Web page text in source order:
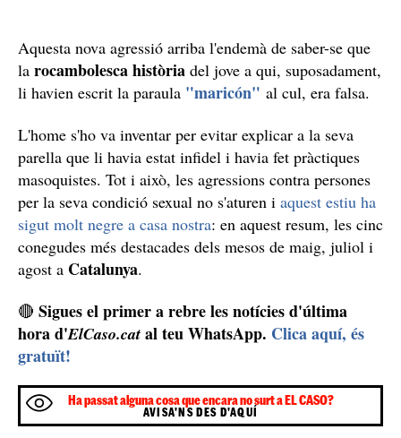
Aquesta nova agressió arriba l'endemà de saber-se que
la rocambolesca història del jove a qui, suposadament,
li havien escrit la paraula "maricón" al cul, era falsa.
L'home s'ho va inventar per evitar explicar a la seva
parella que li havia estat infidel i havia fet pràctiques
masoquistes. Tot i això, les agressions contra persones
per la seva condició sexual no s'aturen i aquest estiu ha
sigut molt negre a casa nostra: en aquest resum, les cinc
conegudes més destacades dels mesos de maig, juliol i
agost a Catalunya.
🔴 Sigues el primer a rebre les notícies d'última
hora d'ElCaso.cat al teu WhatsApp. Clica aquí, és
gratuït!
Ha passat alguna cosa que encara no surt a EL CASO?
AVISA'NS DES D'AQUÍ